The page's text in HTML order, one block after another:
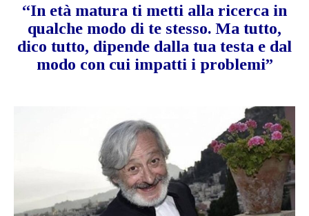
“In età matura ti metti alla ricerca in
qualche modo di te stesso. Ma tutto,
dico tutto, dipende dalla tua testa e dal
modo con cui impatti i problemi”